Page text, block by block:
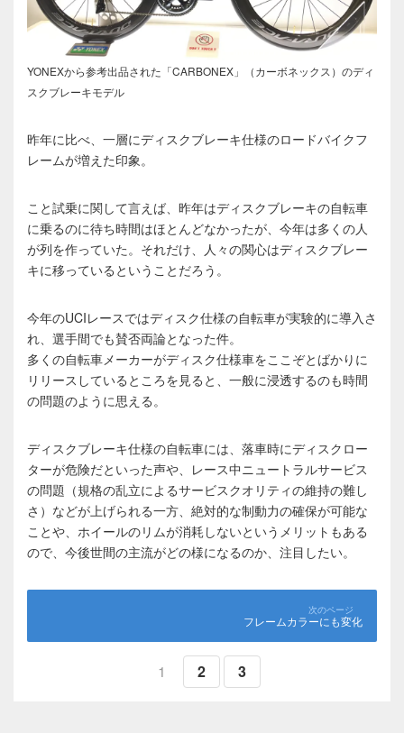
YONEXから参考出品された「CARBONEX」（カーボネックス）のディ
スクブレーキモデル
昨年に比べ、一層にディスクブレーキ仕様のロードバイクフ
レームが増えた印象。
こと試乗に関して言えば、昨年はディスクブレーキの自転車
に乗るのに待ち時間はほとんどなかったが、今年は多くの人
が列を作っていた。それだけ、人々の関心はディスクブレー
キに移っているということだろう。
今年のUCIレースではディスク仕様の自転車が実験的に導入さ
れ、選手間でも賛否両論となった件。
多くの自転車メーカーがディスク仕様車をここぞとばかりに
リリースしているところを見ると、一般に浸透するのも時間
の問題のように思える。
ディスクブレーキ仕様の自転車には、落車時にディスクロー
ターが危険だといった声や、レース中ニュートラルサービス
の問題（規格の乱立によるサービスクオリティの維持の難し
さ）などが上げられる一方、絶対的な制動力の確保が可能な
ことや、ホイールのリムが消耗しないというメリットもある
ので、今後世間の主流がどの様になるのか、注目したい。
フレームカラーにも変化
1 2 3